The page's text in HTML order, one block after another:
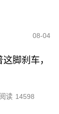
08-04
脚刹车，
阅读 14598